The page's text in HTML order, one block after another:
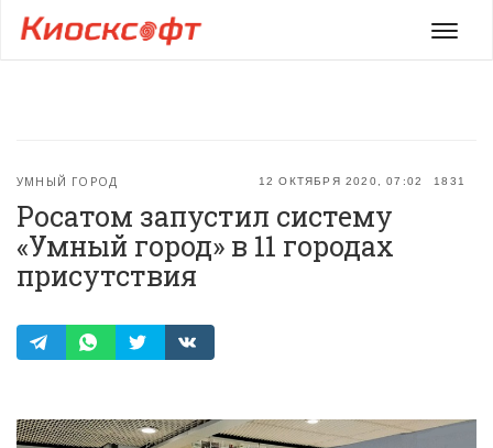
Меню
12 ОКТЯБРЯ 2020, 07:02 1831
УМНЫЙ ГОРОД
Росатом запустил систему
«Умный город» в 11 городах
присутствия